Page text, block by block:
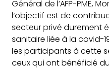
Général de l’AFP-PME,
l’objectif est de
secteur privé durement
sanitaire liée à la covid-
les participants à cette
ceux qui ont bénéficié